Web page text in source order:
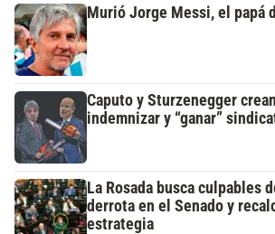
Murió Jorge Messi, el papá
Caputo y Sturzenegger
indemnizar y “ganar”
La Rosada busca culpables
derrota en el Senado y
estrategia